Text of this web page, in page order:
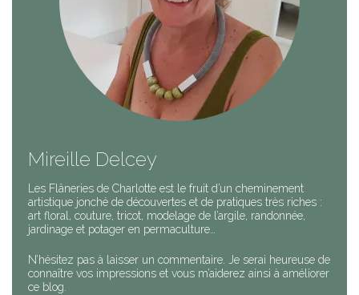
Mireille Delcey
Les Flâneries de Charlotte est le fruit d’un cheminement
artistique jonché de découvertes et de pratiques très riches :
art floral, couture, tricot, modelage de l’argile, randonnée,
jardinage et potager en permaculture…
N’hésitez pas à laisser un commentaire. Je serai heureuse de
connaître vos impressions et vous m’aiderez ainsi à améliorer
ce blog.